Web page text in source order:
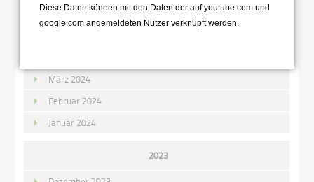
Juni 2024
März 2024
Februar 2024
Januar 2024
2023
Diese Daten können mit den Daten der auf youtube.com und
google.com angemeldeten Nutzer verknüpft werden.